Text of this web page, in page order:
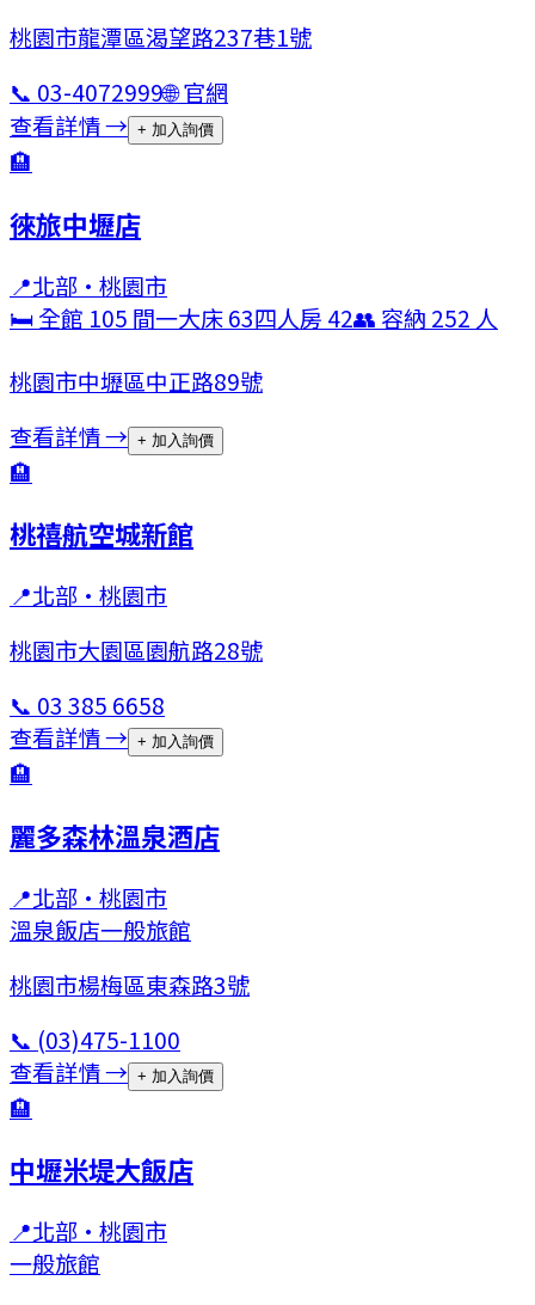
桃園市龍潭區渴望路237巷1號
📞 03-4072999🌐 官網
查看詳情 → + 加入詢價
🏨
徠旅中壢店
📍北部 · 桃園市
🛏 全館 105 間一大床63四人房 42👥 容納 252 人
桃園市中壢區中正路89號
查看詳情 → + 加入詢價
🏨
桃禧航空城新館
📍北部 · 桃園市
桃園市大園區園航路28號
📞 03 385 6658
查看詳情 → + 加入詢價
🏨
麗多森林溫泉酒店
📍北部 · 桃園市
溫泉飯店一般旅館
桃園市楊梅區東森路3號
📞 (03)475-1100
查看詳情 → + 加入詢價
🏨
中壢米堤大飯店
📍北部 · 桃園市
一般旅館